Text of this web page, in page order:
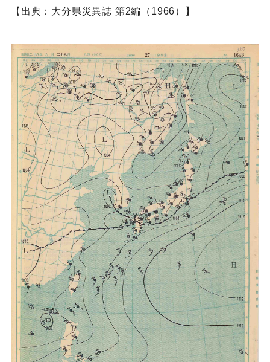
【出典：大分県災異誌 第2編（1966）】